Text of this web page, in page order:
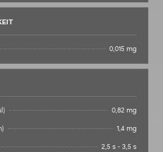
0,015 mg
0,82 mg
1,4 mg
2,5 s - 3,5 s